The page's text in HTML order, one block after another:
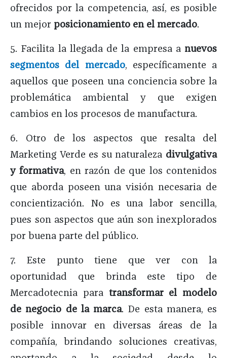
ofrecidos por la competencia, así, es posible
un mejor posicionamiento en el mercado.
5. Facilita la llegada de la empresa a nuevos
segmentos del mercado, específicamente a
aquellos que poseen una conciencia sobre la
problemática ambiental y que exigen
cambios en los procesos de manufactura.
6. Otro de los aspectos que resalta del
Marketing Verde es su naturaleza divulgativa
y formativa, en razón de que los contenidos
que aborda poseen una visión necesaria de
concientización. No es una labor sencilla,
pues son aspectos que aún son inexplorados
por buena parte del público.
7. Este punto tiene que ver con la
oportunidad que brinda este tipo de
Mercadotecnia para transformar el modelo
de negocio de la marca. De esta manera, es
posible innovar en diversas áreas de la
compañía, brindando soluciones creativas,